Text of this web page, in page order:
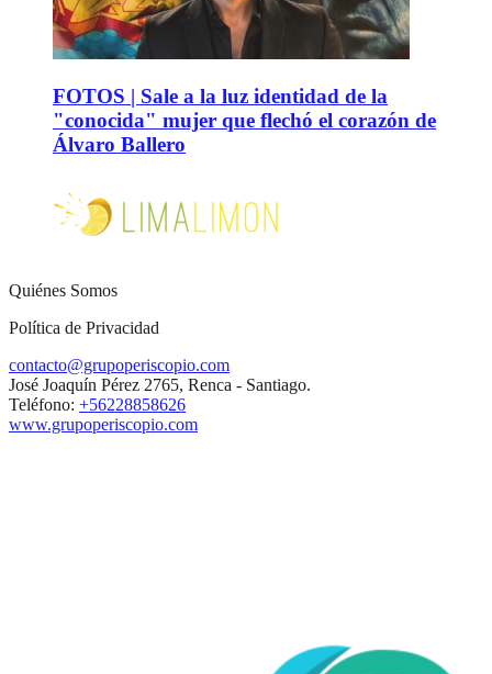
FOTOS | Sale a la luz identidad de la
"conocida" mujer que flechó el corazón de
Álvaro Ballero
Quiénes Somos
Política de Privacidad
contacto@grupoperiscopio.com
José Joaquín Pérez 2765, Renca - Santiago.
Teléfono: +56228858626
www.grupoperiscopio.com